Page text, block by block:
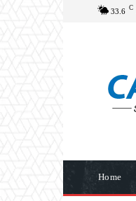
33.6 C
Home